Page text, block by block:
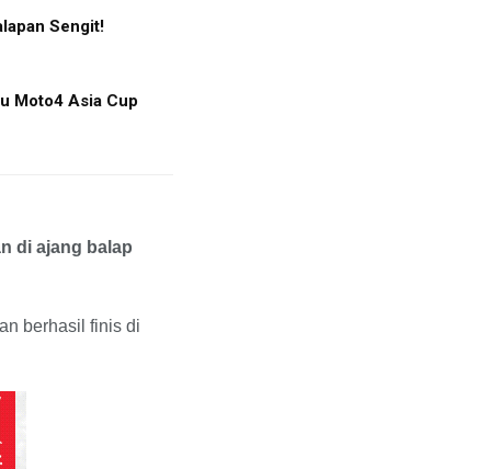
Sengit!
Moto4 Asia Cup
di ajang balap
berhasil finis di